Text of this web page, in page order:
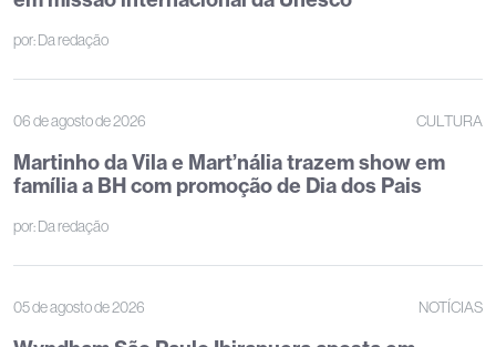
por:Da redação
06 de agosto de 2026 CULTURA
Martinho da Vila e Mart’nália trazem show em
família a BH com promoção de Dia dos Pais
por:Da redação
05 de agosto de 2026 NOTÍCIAS